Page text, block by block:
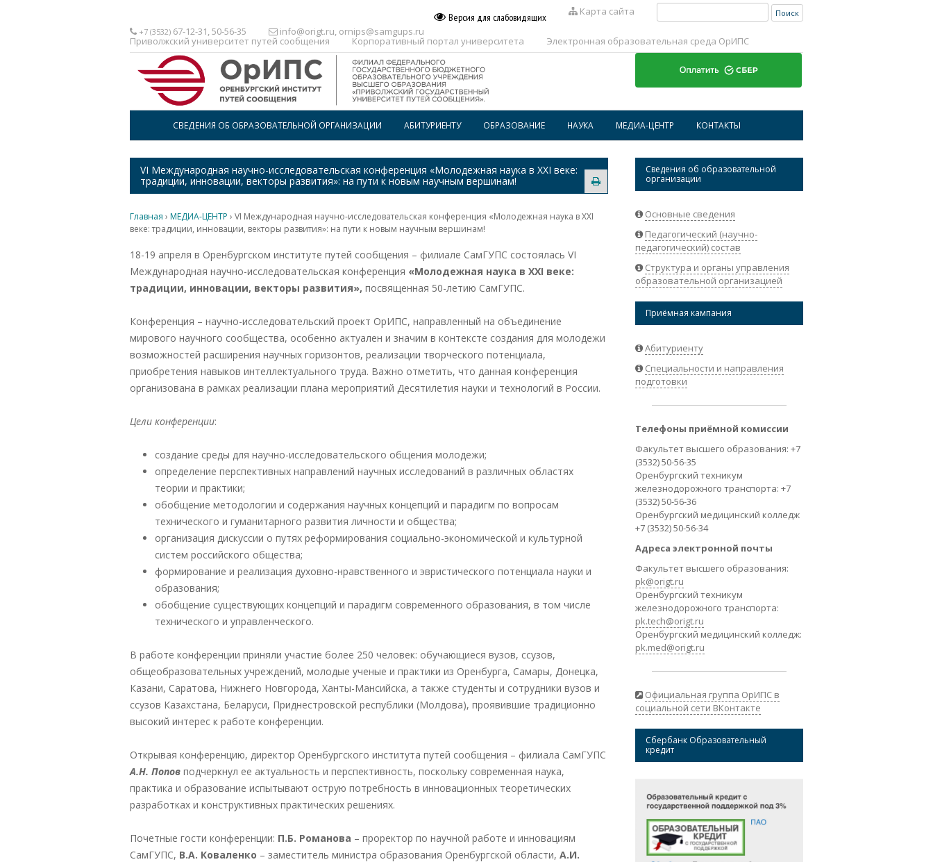
Версия для слабовидящих Карта сайта Найти:
+7 (3532) 67-12-31, 50-56-35 info@origt.ru, ornips@samgups.ru
Приволжский университет путей сообщения Корпоративный портал университета Электронная образовательная среда ОрИПС
СВЕДЕНИЯ ОБ ОБРАЗОВАТЕЛЬНОЙ ОРГАНИЗАЦИИ АБИТУРИЕНТУ
ПРЕДОСТАВЛЯЕТСЯ
ГОСПОДДЕРЖКА
ОБРАЗОВАТЕЛЬНОГО
КРЕДИТОВАНИЯ В СПО
ОБРАЗОВАНИЕ
ВОСПИТАТЕЛЬНАЯ РАБОТА
ПРОФЕССИОНАЛЬНОЕ
БИБЛИОТЕКА
НАУКА МЕДИА-ЦЕНТР
НОВОСТИ
СТУДЕНТАМ
НАУКА
КОНТАКТЫ
VI Международная научно-исследовательская конференция «Молодежная наука в ХХI веке:
традиции, инновации, векторы развития»: на пути к новым научным вершинам!
Главная › МЕДИА-ЦЕНТР › VI Международная научно-исследовательская конференция «Молодежная наука в ХХI
веке: традиции, инновации, векторы развития»: на пути к новым научным вершинам!
18-19 апреля в Оренбургском институте путей сообщения – филиале СамГУПС состоялась VI
Международная научно-исследовательская конференция «Молодежная наука в ХХI веке:
традиции, инновации, векторы развития», посвященная 50-летию СамГУПС.
Конференция – научно-исследовательский проект ОрИПС, направленный на объединение
мирового научного сообщества, особенно актуален и значим в контексте создания для молодежи
возможностей расширения научных горизонтов, реализации творческого потенциала,
приобретения навыков интеллектуального труда. Важно отметить, что данная конференция
организована в рамках реализации плана мероприятий Десятилетия науки и технологий в России.
Цели конференции:
создание среды для научно-исследовательского общения молодежи;
определение перспективных направлений научных исследований в различных областях
теории и практики;
обобщение методологии и содержания научных концепций и парадигм по вопросам
технического и гуманитарного развития личности и общества;
организация дискуссии о путях реформирования социально-экономической и культурной
систем российского общества;
формирование и реализация духовно-нравственного и эвристического потенциала науки и
образования;
обобщение существующих концепций и парадигм современного образования, в том числе
технического и управленческого.
В работе конференции приняли участие более 250 человек: обучающиеся вузов, ссузов,
общеобразовательных учреждений, молодые ученые и практики из Оренбурга, Самары, Донецка,
Казани, Саратова, Нижнего Новгорода, Ханты-Мансийска, а также студенты и сотрудники вузов и
ссузов Казахстана, Беларуси, Приднестровской республики (Молдова), проявившие традиционно
высокий интерес к работе конференции.
Открывая конференцию, директор Оренбургского института путей сообщения – филиала СамГУПС
А.Н. Попов подчеркнул ее актуальность и перспективность, поскольку современная наука,
практика и образование испытывают острую потребность в инновационных теоретических
разработках и конструктивных практических решениях.
Почетные гости конференции: П.Б. Романова – проректор по научной работе и инновациям
СамГУПС, В.А. Коваленко – заместитель министра образования Оренбургской области, А.И.
Сведения об образовательной
организации
Основные сведения
Педагогический (научно-
педагогический) состав
Структура и органы управления
образовательной организацией
Приёмная кампания
Абитуриенту
Специальности и направления
подготовки
Телефоны приёмной комиссии
Факультет высшего образования: +7
(3532) 50-56-35
Оренбургский техникум
железнодорожного транспорта: +7
(3532) 50-56-36
Оренбургский медицинский колледж
+7 (3532) 50-56-34
Адреса электронной почты
Факультет высшего образования:
pk@origt.ru
Оренбургский техникум
железнодорожного транспорта:
pk.tech@origt.ru
Оренбургский медицинский колледж:
pk.med@origt.ru
Официальная группа ОрИПС в
социальной сети ВКонтакте
Сбербанк Образовательный
кредит